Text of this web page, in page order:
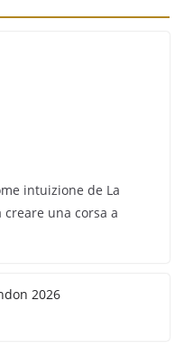
intuizione de La
creare una corsa a
2026